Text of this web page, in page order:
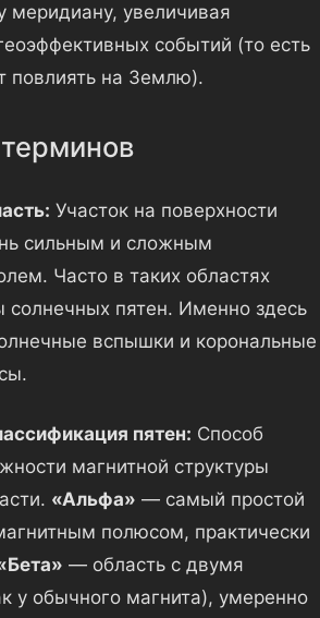
меридиану, увеличивая
событий (то есть
повлиять на Землю).
Участок на поверхности
сильным и сложным
Часто в таких областях
солнечных пятен. Именно здесь
вспышки и корональные
пятен: Способ
магнитной структуры
«Альфа» — самый простой
полюсом, практически
— область с двумя
у обычного магнита), умеренно